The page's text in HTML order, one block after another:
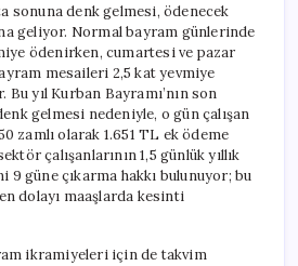
sonuna denk gelmesi, ödenecek
geliyor. Normal bayram günlerinde
ödenirken, cumartesi ve pazar
mesaileri 2,5 kat yevmiye
yıl Kurban Bayramı’nın son
gelmesi nedeniyle, o gün çalışan
zamlı olarak 1.651 TL ek ödeme
çalışanlarının 1,5 günlük yıllık
güne çıkarma hakkı bulunuyor; bu
dolayı maaşlarda kesinti
ikramiyeleri için de takvim